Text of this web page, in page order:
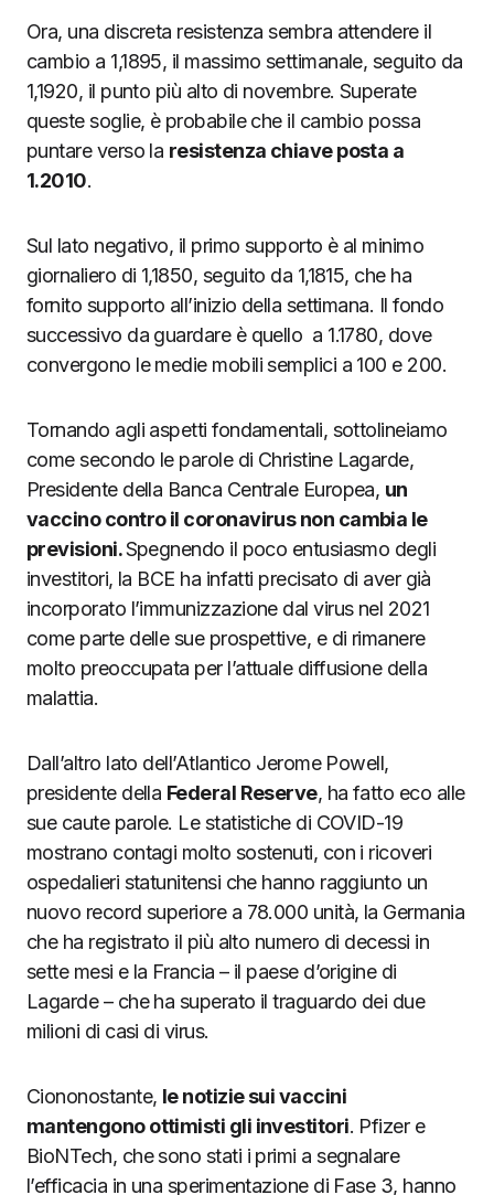
Ora, una discreta resistenza sembra attendere il
cambio a 1,1895, il massimo settimanale, seguito da
1,1920, il punto più alto di novembre. Superate
queste soglie, è probabile che il cambio possa
puntare verso la resistenza chiave posta a
1.2010.
Sul lato negativo, il primo supporto è al minimo
giornaliero di 1,1850, seguito da 1,1815, che ha
fornito supporto all’inizio della settimana. Il fondo
successivo da guardare è quello a 1.1780, dove
convergono le medie mobili semplici a 100 e 200.
Tornando agli aspetti fondamentali, sottolineiamo
come secondo le parole di Christine Lagarde,
Presidente della Banca Centrale Europea, un
vaccino contro il coronavirus non cambia le
previsioni.Spegnendo il poco entusiasmo degli
investitori, la BCE ha infatti precisato di aver già
incorporato l’immunizzazione dal virus nel 2021
come parte delle sue prospettive, e di rimanere
molto preoccupata per l’attuale diffusione della
malattia.
Dall’altro lato dell’Atlantico Jerome Powell,
presidente della Federal Reserve, ha fatto eco alle
sue caute parole. Le statistiche di COVID-19
mostrano contagi molto sostenuti, con i ricoveri
ospedalieri statunitensi che hanno raggiunto un
nuovo record superiore a 78.000 unità, la Germania
che ha registrato il più alto numero di decessi in
sette mesi e la Francia – il paese d’origine di
Lagarde – che ha superato il traguardo dei due
milioni di casi di virus.
Ciononostante, le notizie sui vaccini
mantengono ottimisti gli investitori. Pfizer e
BioNTech, che sono stati i primi a segnalare
l’efficacia in una sperimentazione di Fase 3, hanno